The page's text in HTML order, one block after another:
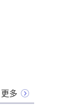
更多